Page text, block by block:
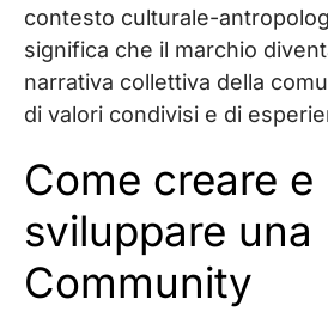
contesto culturale-
significa che il marchio
narrativa collettiva della
di valori condivisi e di
Come creare e
sviluppare una
Community